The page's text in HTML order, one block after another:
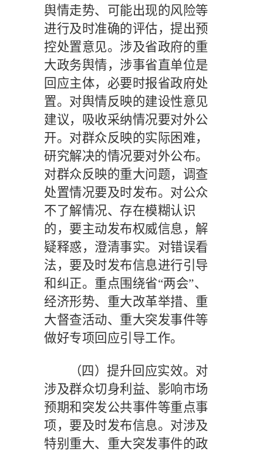
舆情走势、可能出现的风险等
进行及时准确的评估，提出预
控处置意见。涉及省政府的重
大政务舆情，涉事省直单位是
回应主体，必要时报省政府处
置。对舆情反映的建设性意见
建议，吸收采纳情况要对外公
开。对群众反映的实际困难，
研究解决的情况要对外公布。
对群众反映的重大问题，调查
处置情况要及时发布。对公众
不了解情况、存在模糊认识
的，要主动发布权威信息，解
疑释惑，澄清事实。对错误看
法，要及时发布信息进行引导
和纠正。重点围绕省“两会”、
经济形势、重大改革举措、重
大督查活动、重大突发事件等
做好专项回应引导工作。
（四）提升回应实效。 对
涉及群众切身利益、影响市场
预期和突发公共事件等重点事
项，要及时发布信息。对涉及
特别重大、重大突发事件的政